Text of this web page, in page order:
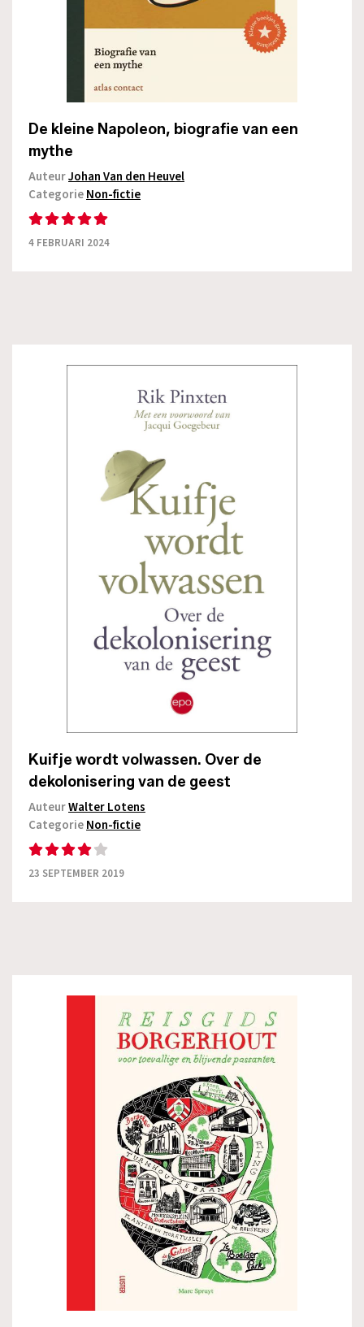
De kleine Napoleon, biografie van een
mythe
AuteurJohan Van den Heuvel
CategorieNon-fictie
4 FEBRUARI 2024
Kuifje wordt volwassen. Over de
dekolonisering van de geest
AuteurWalter Lotens
CategorieNon-fictie
23 SEPTEMBER 2019